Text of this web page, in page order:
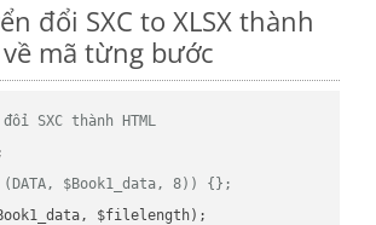
đổi SXC to XLSX thành
mã từng bước
SXC thành HTML
$Book1_data, 8)) {};